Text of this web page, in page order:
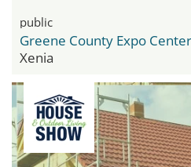
public
Greene County Expo Center
Xenia